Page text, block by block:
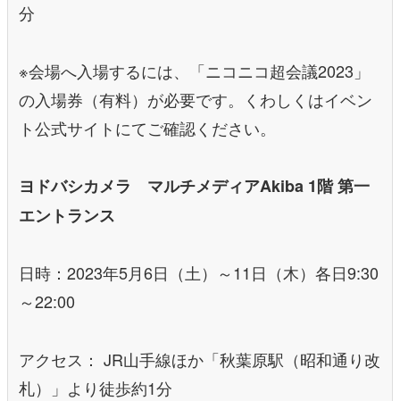
分
※会場へ入場するには、「ニコニコ超会議2023」
の入場券（有料）が必要です。くわしくはイベン
ト公式サイトにてご確認ください。
ヨドバシカメラ マルチメディアAkiba 1階 第一
エントランス
日時：2023年5月6日（土）～11日（木）各日9:30
～22:00
アクセス： JR山手線ほか「秋葉原駅（昭和通り改
札）」より徒歩約1分